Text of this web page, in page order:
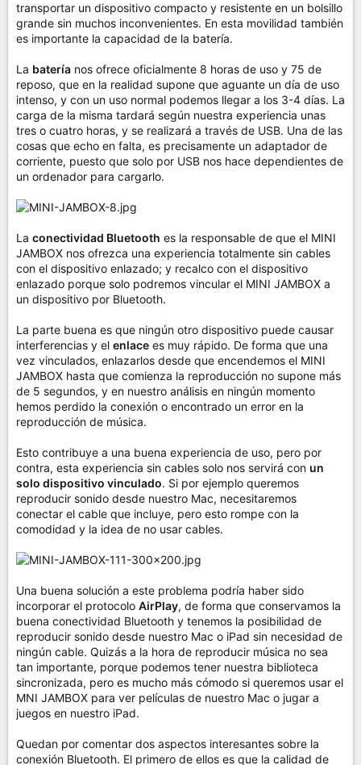
transportar un dispositivo compacto y resistente en un bolsillo
grande sin muchos inconvenientes. En esta movilidad también
es importante la capacidad de la batería.
La batería nos ofrece oficialmente 8 horas de uso y 75 de
reposo, que en la realidad supone que aguante un día de uso
intenso, y con un uso normal podemos llegar a los 3-4 días. La
carga de la misma tardará según nuestra experiencia unas
tres o cuatro horas, y se realizará a través de USB. Una de las
cosas que echo en falta, es precisamente un adaptador de
corriente, puesto que solo por USB nos hace dependientes de
un ordenador para cargarlo.
La conectividad Bluetooth es la responsable de que el MINI
JAMBOX nos ofrezca una experiencia totalmente sin cables
con el dispositivo enlazado; y recalco con el dispositivo
enlazado porque solo podremos vincular el MINI JAMBOX a
un dispositivo por Bluetooth.
La parte buena es que ningún otro dispositivo puede causar
interferencias y el enlace es muy rápido. De forma que una
vez vinculados, enlazarlos desde que encendemos el MINI
JAMBOX hasta que comienza la reproducción no supone más
de 5 segundos, y en nuestro análisis en ningún momento
hemos perdido la conexión o encontrado un error en la
reproducción de música.
Esto contribuye a una buena experiencia de uso, pero por
contra, esta experiencia sin cables solo nos servirá con un
solo dispositivo vinculado. Si por ejemplo queremos
reproducir sonido desde nuestro Mac, necesitaremos
conectar el cable que incluye, pero esto rompe con la
comodidad y la idea de no usar cables.
Una buena solución a este problema podría haber sido
incorporar el protocolo AirPlay, de forma que conservamos la
buena conectividad Bluetooth y tenemos la posibilidad de
reproducir sonido desde nuestro Mac o iPad sin necesidad de
ningún cable. Quizás a la hora de reproducir música no sea
tan importante, porque podemos tener nuestra biblioteca
sincronizada, pero es mucho más cómodo si queremos usar el
MNI JAMBOX para ver películas de nuestro Mac o jugar a
juegos en nuestro iPad.
Quedan por comentar dos aspectos interesantes sobre la
conexión Bluetooth. El primero de ellos es que la calidad de